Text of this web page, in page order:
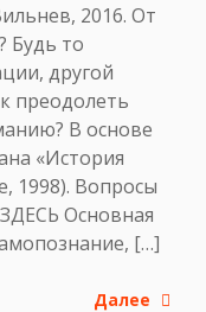
2016. От
Будь то
другой
преодолеть
В основе
«История
1998). Вопросы
Основная
[…]
Далее